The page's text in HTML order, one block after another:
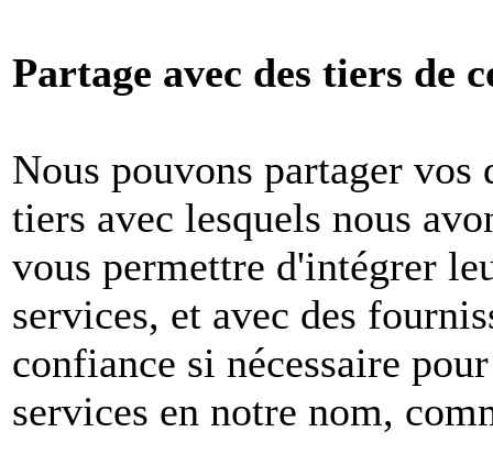
Partage avec des tiers de
Nous pouvons partager vos
tiers avec lesquels nous
vous permettre d'intégrer
services, et avec des
confiance si nécessaire
services en notre nom,